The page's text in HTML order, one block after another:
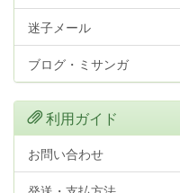
迷子メール
ブログ・ミサンガ
利用ガイド
お問い合わせ